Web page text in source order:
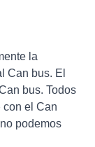
la
Can bus. El
bus. Todos
con el Can
podemos